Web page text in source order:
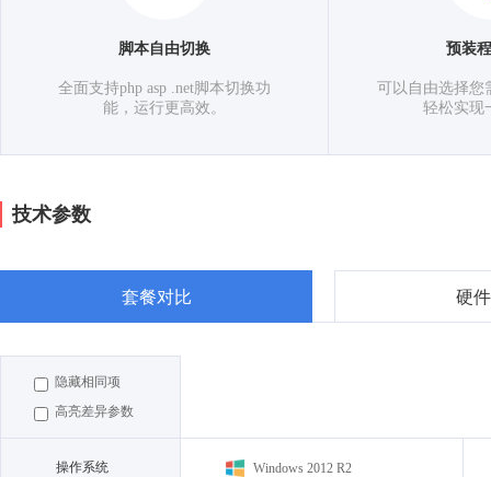
脚本自由切换
全面支持php asp .net脚本切换功
能，运行更高效。
预装
可以自由选择您
轻松实现
技术参数
套餐对比 硬
隐藏相同项
高亮差异参数
操作系统 Windows 2012 R2